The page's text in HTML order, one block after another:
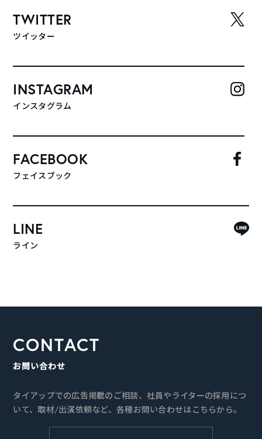
TWITTER
ツイッター
INSTAGRAM
インスタグラム
FACEBOOK
フェイスブック
LINE
ライン
CONTACT
お問い合わせ
タイアップでの広告掲載のご相談、社員やライターの採用につ
いて、取材/出演依頼など、各種お問い合わせはこちらから。